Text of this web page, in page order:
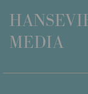
MEDIA